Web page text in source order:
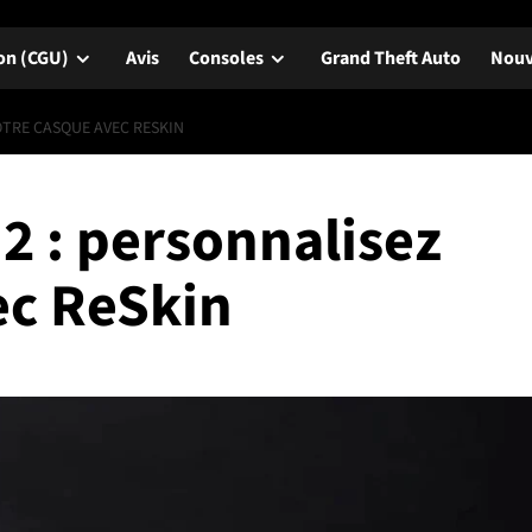
(CGU) Avis Consoles Grand Theft Auto
CASQUE AVEC RESKIN
: personnalisez
ReSkin